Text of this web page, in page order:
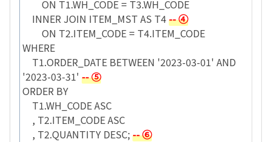
ON T1.WH_CODE = T3.WH_CODE
INNER JOIN ITEM_MST AS T4-- ④
ON T2.ITEM_CODE = T4.ITEM_CODE
WHERE
T1.ORDER_DATE BETWEEN '2023-03-01' AND
'2023-03-31' -- ⑤
ORDER BY
T1.WH_CODE ASC
, T2.ITEM_CODE ASC
, T2.QUANTITY DESC; -- ⑥